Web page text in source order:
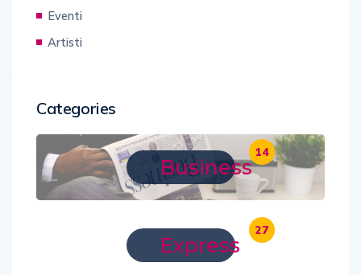
Eventi
Artisti
Categories
Business
14
Express
27